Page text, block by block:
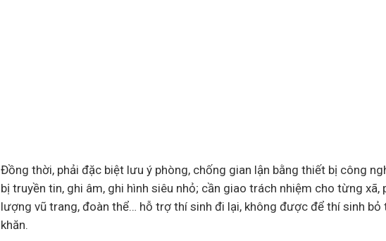
Đồng thời, phải đặc biệt lưu ý phòng, chống gian lận bằng thiết bị công
bị truyền tin, ghi âm, ghi hình siêu nhỏ; cần giao trách nhiệm cho từng
lượng vũ trang, đoàn thể… hỗ trợ thí sinh đi lại, không được để thí sinh bỏ
khăn.